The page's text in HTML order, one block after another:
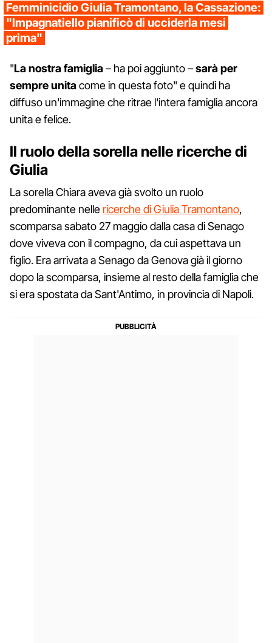
Femminicidio Giulia Tramontano, la Cassazione:
"Impagnatiello pianificò di ucciderla mesi
prima"
"La nostra famiglia– ha poi aggiunto –sarà per
sempre unitacome in questa foto" e quindi ha
diffuso un'immagine che ritrae l'intera famiglia ancora
unita e felice.
Il ruolo della sorella nelle ricerche di
Giulia
La sorella Chiara aveva già svolto un ruolo
predominante nelle ricerche di Giulia Tramontano,
scomparsa sabato 27 maggio dalla casa di Senago
dove viveva con il compagno, da cui aspettava un
figlio. Era arrivata a Senago da Genova già il giorno
dopo la scomparsa, insieme al resto della famiglia che
si era spostata da Sant'Antimo, in provincia di Napoli.